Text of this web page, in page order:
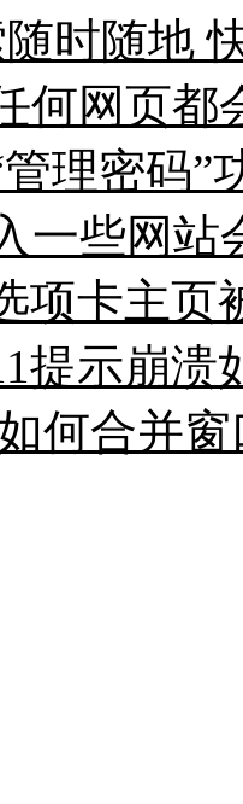
时随地
何网页都
理密码”
一些网站
项卡主页
提示崩溃
何合并窗